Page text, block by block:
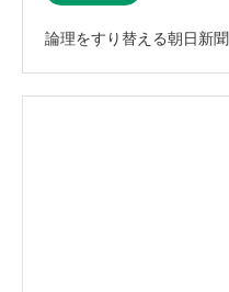
論理をすり替える朝日新聞